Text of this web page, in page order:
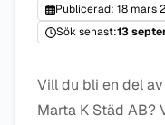
Publicerad: 18 mars
Sök senast:13
Vill du bli en del
Marta K Städ AB?